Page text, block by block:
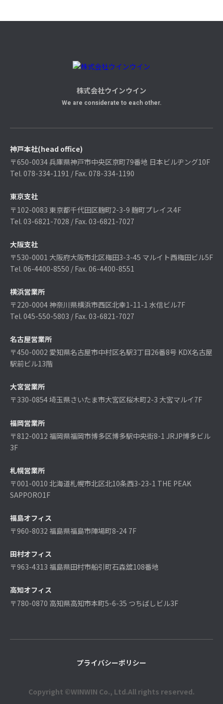
行政業務受託への想い
- 行政受託事業に紐づく事業一覧
プライバシーポリシー
株式会社ウインウイン
We are considerate to each other.
神戸本社(head office)
〒650-0034 兵庫県神戸市中央区京町79番地 日本ビルヂング10F
Tel. 078-334-1191 / Fax. 078-334-1190
東京支社
〒102-0083 東京都千代田区麹町2-3-9 麹町プレイス4F
Tel. 03-6821-7028 / Fax. 03-6821-7027
大阪支社
〒530-0001 大阪府大阪市北区梅田3-3-45 マルイト西梅田ビル5F
Tel. 06-4400-8550 / Fax. 06-4400-8551
横浜営業所
〒220-0004 神奈川県横浜市西区北幸1-11-1 水信ビル7F
Tel. 045-550-5803 / Fax. 03-6821-7027
名古屋営業所
〒450-0002 愛知県名古屋市中村区名駅3丁目26番8号 KDX名古屋
駅前ビル13階
大宮営業所
〒330-0854 埼玉県さいたま市大宮区桜木町2-3 大宮マルイ7F
福岡営業所
〒812-0012 福岡県福岡市博多区博多駅中央街8-1 JRJP博多ビル
3F
札幌営業所
〒001-0010 北海道札幌市北区北10条西3-23-1 THE PEAK
SAPPORO1F
福島オフィス
〒960-8032 福島県福島市陣場町8-24 7F
田村オフィス
〒963-4313 福島県田村市船引町石森舘108番地
高知オフィス
〒780-0870 高知県高知市本町5-6-35 つちばしビル3F
プライバシーポリシー
Copyright ©WINWIN Co., Ltd.All rights reserved.